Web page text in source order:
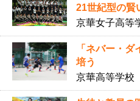
21世紀型の賢
京華女子高等
「ネバー・
培う
京華高等学校